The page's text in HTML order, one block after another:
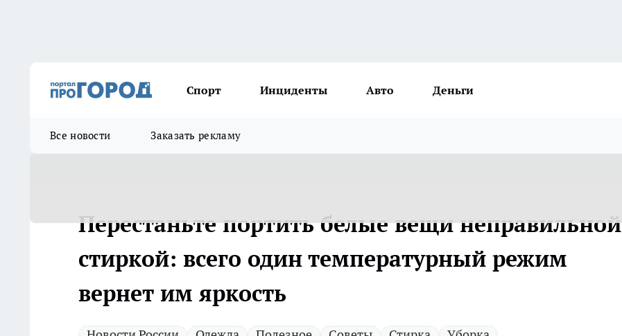
Спорт Инциденты Авто Деньги
Все новости Заказать рекламу
Перестаньте портить белые вещи неправильной
стиркой: всего один температурный режим
вернет им яркость